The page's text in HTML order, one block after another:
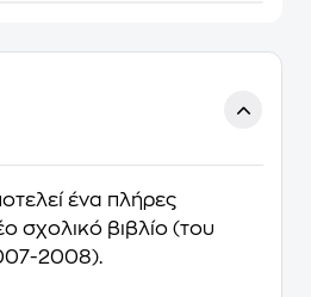
ένα πλήρες
σχολικό βιβλίο (του
2008).